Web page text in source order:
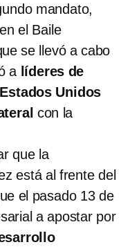
mandato,
el Baile
se llevó a cabo
a líderes de
Unidos
con la
que la
está al frente del
el pasado 13 de
a apostar por